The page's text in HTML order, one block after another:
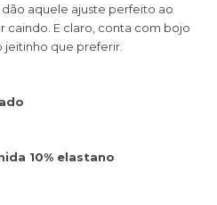
aquele ajuste perfeito ao
caindo. E claro, conta com bojo
jeitinho que preferir.
10% elastano